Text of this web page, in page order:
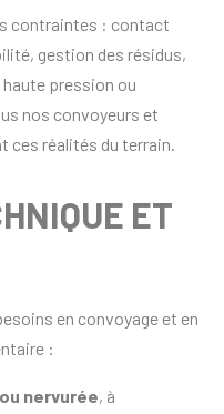
contraintes : contact
gestion des résidus,
pression ou
nos convoyeurs et
ces réalités du terrain.
ET
en convoyage et en
:
nervurée, à